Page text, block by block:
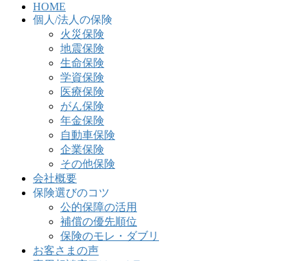
HOME
個人/法人の保険
火災保険
地震保険
生命保険
学資保険
医療保険
がん保険
年金保険
自動車保険
企業保険
その他保険
会社概要
保険選びのコツ
公的保障の活用
補償の優先順位
保険のモレ・ダブリ
お客さまの声